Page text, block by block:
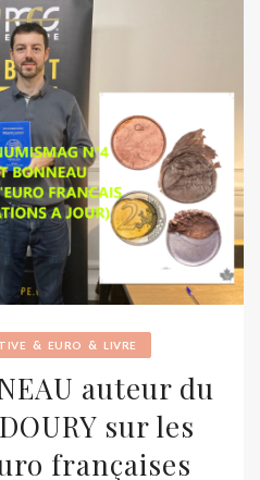
& EURO & LIVRE
auteur du
sur les
françaises